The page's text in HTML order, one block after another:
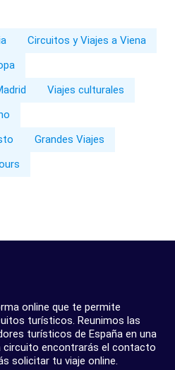
Circuitos y Viajes a Viena
Viajes culturales
Grandes Viajes
online que te permite
turísticos. Reunimos las
turísticos de España en una
circuito encontrarás el contacto
solicitar tu viaje online.